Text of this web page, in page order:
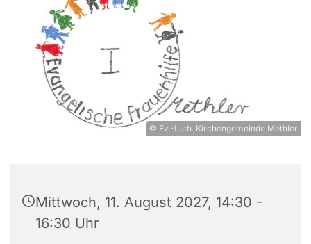
© Ev.-Luth. Kirchengemeinde Methler
Mittwoch, 11. August 2027, 14:30 -
16:30 Uhr